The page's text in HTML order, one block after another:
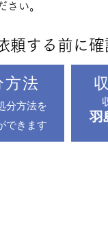
さい。​​​
頼する前に確
方法
分方法を
できます
羽